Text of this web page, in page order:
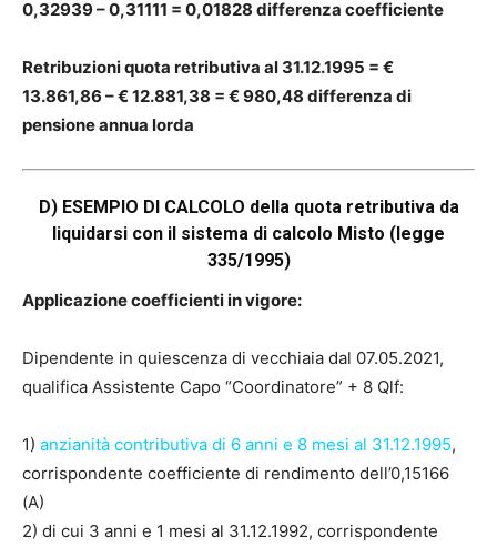
0,32939 – 0,31111 = 0,01828 differenza coefficiente
Retribuzioni quota retributiva al 31.12.1995 = €
13.861,86 – € 12.881,38 = € 980,48 differenza di
pensione annua lorda
D) ESEMPIO DI CALCOLO della quota retributiva da
liquidarsi con il sistema di calcolo Misto (legge
335/1995)
Applicazione coefficienti in vigore:
Dipendente in quiescenza di vecchiaia dal 07.05.2021,
qualifica Assistente Capo “Coordinatore” + 8 Qlf:
1) anzianità contributiva di 6 anni e 8 mesi al 31.12.1995,
corrispondente coefficiente di rendimento dell’0,15166
(A)
2) di cui 3 anni e 1 mesi al 31.12.1992, corrispondente